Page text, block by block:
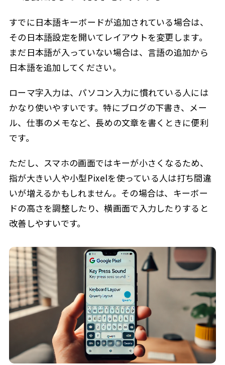
すでに日本語キーボードが追加されている場合は、
その日本語設定を開いてレイアウトを変更します。
まだ日本語が入っていない場合は、言語の追加から
日本語を追加してください。
ローマ字入力は、パソコン入力に慣れている人には
かなり使いやすいです。特にブログの下書き、メー
ル、仕事のメモなど、長めの文章を書くときに便利
です。
ただし、スマホの画面ではキーが小さくなるため、
指が大きい人や小型Pixelを使っている人は打ち間違
いが増えるかもしれません。その場合は、キーボー
ドの高さを調整したり、横画面で入力したりすると
改善しやすいです。